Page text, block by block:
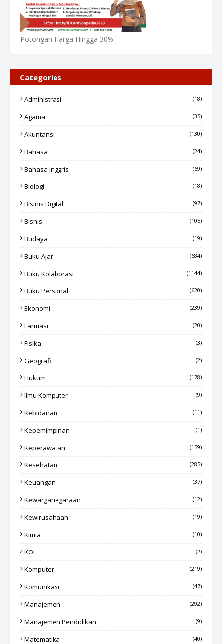
Potongan Harga Hingga 30%
Categories
Administrasi (18)
Agama (35)
Akuntansi (130)
Bahasa (24)
Bahasa Inggris (69)
Biologi (18)
Bisinis Digital (97)
Bisnis (105)
Budaya (19)
Buku Ajar (684)
Buku Kolaborasi (1144)
Buku Personal (620)
Ekonomi (239)
Farmasi (20)
Fisika (3)
Geografi (2)
Hukum (178)
Ilmu Komputer (9)
Kebidanan (11)
Kepemimpinan (1)
Keperawatan (159)
Kesehatan (285)
Keuangan (37)
Kewarganegaraan (12)
Kewirusahaan (19)
Kimia (10)
KOL (2)
Komputer (219)
Komunikasi (47)
Manajemen (292)
Manajemen Pendidikan (9)
Matematika (40)